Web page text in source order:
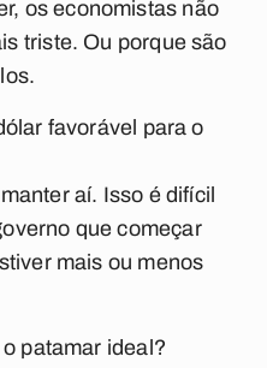
os economistas não
triste. Ou porque são
favorável para o
aí. Isso é difícil
que começar
mais ou menos
patamar ideal?